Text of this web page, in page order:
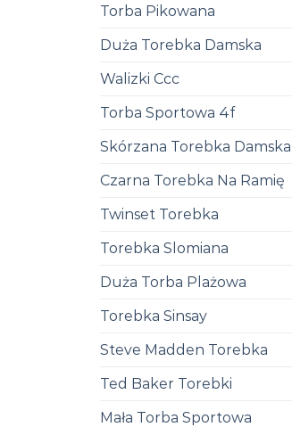
Torba Pikowana
Duża Torebka Damska
Walizki Ccc
Torba Sportowa 4f
Skórzana Torebka Damska
Czarna Torebka Na Ramię
Twinset Torebka
Torebka Slomiana
Duża Torba Plażowa
Torebka Sinsay
Steve Madden Torebka
Ted Baker Torebki
Mała Torba Sportowa